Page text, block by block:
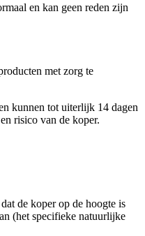
en kan geen reden zijn
met zorg te
kunnen tot uiterlijk 14 dagen
risico van de koper.
de koper op de hoogte is
(het specifieke natuurlijke